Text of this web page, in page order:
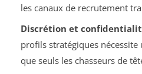
les canaux de recrutement
Discrétion et
profils stratégiques
que seuls les chasseurs de